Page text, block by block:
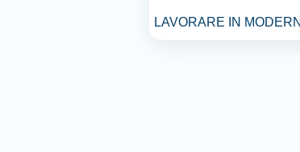
LAVORARE IN